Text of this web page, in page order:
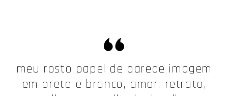
meu rosto papel de parede imagem
em preto e branco, amor, retrato,